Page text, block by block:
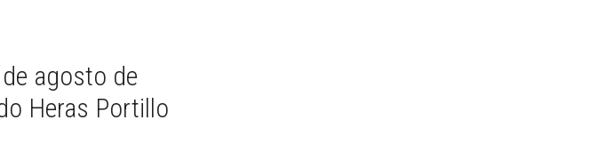
agosto de
Heras Portillo